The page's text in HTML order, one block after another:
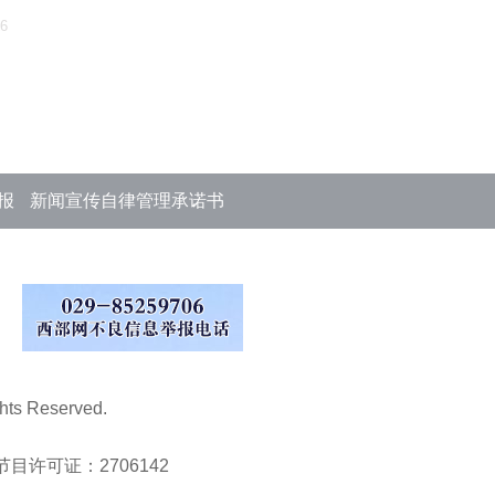
新闻宣传自律管理承诺书
Reserved.
目许可证：2706142